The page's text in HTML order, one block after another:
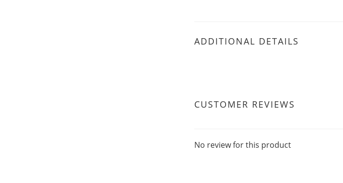
ADDITIONAL DETAILS
CUSTOMER REVIEWS
No review for this product